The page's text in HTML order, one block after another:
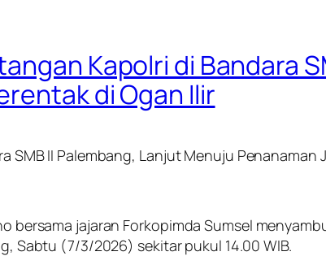
Kapolri di Bandara
di Ogan Ilir
SMB II Palembang, Lanjut Menuju Penanaman
bersama jajaran Forkopimda Sumsel
Sabtu (7/3/2026) sekitar pukul 14.00 WIB.